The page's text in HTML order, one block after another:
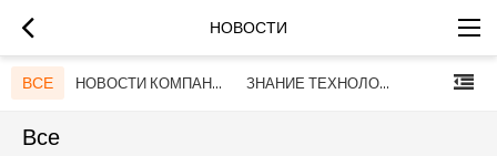
НОВОСТИ
ВСЕ НОВОСТИ КОМПАНИИ ЗНАНИЕ ТЕХНОЛОГИЙ ВОЗДУШНЫХ КОМПРЕССОРОВ
Все